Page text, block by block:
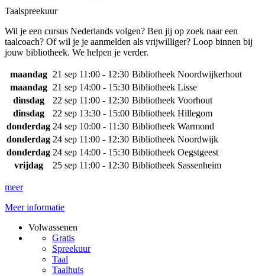
Taalspreekuur
Wil je een cursus Nederlands volgen? Ben jij op zoek naar een
taalcoach? Of wil je je aanmelden als vrijwilliger? Loop binnen bij
jouw bibliotheek. We helpen je verder.
maandag 21 sep 11:00 - 12:30 Bibliotheek Noordwijkerhout
maandag
21 sep 14:00 - 15:30 Bibliotheek Lisse
dinsdag
22 sep 11:00 - 12:30 Bibliotheek Voorhout
dinsdag
22 sep 13:30 - 15:00 Bibliotheek Hillegom
donderdag 24 sep 10:00 - 11:30 Bibliotheek Warmond
donderdag 24 sep 11:00 - 12:30 Bibliotheek Noordwijk
donderdag 24 sep 14:00 - 15:30 Bibliotheek Oegstgeest
vrijdag
25 sep 11:00 - 12:30 Bibliotheek Sassenheim
meer
Meer informatie
Volwassenen
Gratis
Spreekuur
Taal
Taalhuis